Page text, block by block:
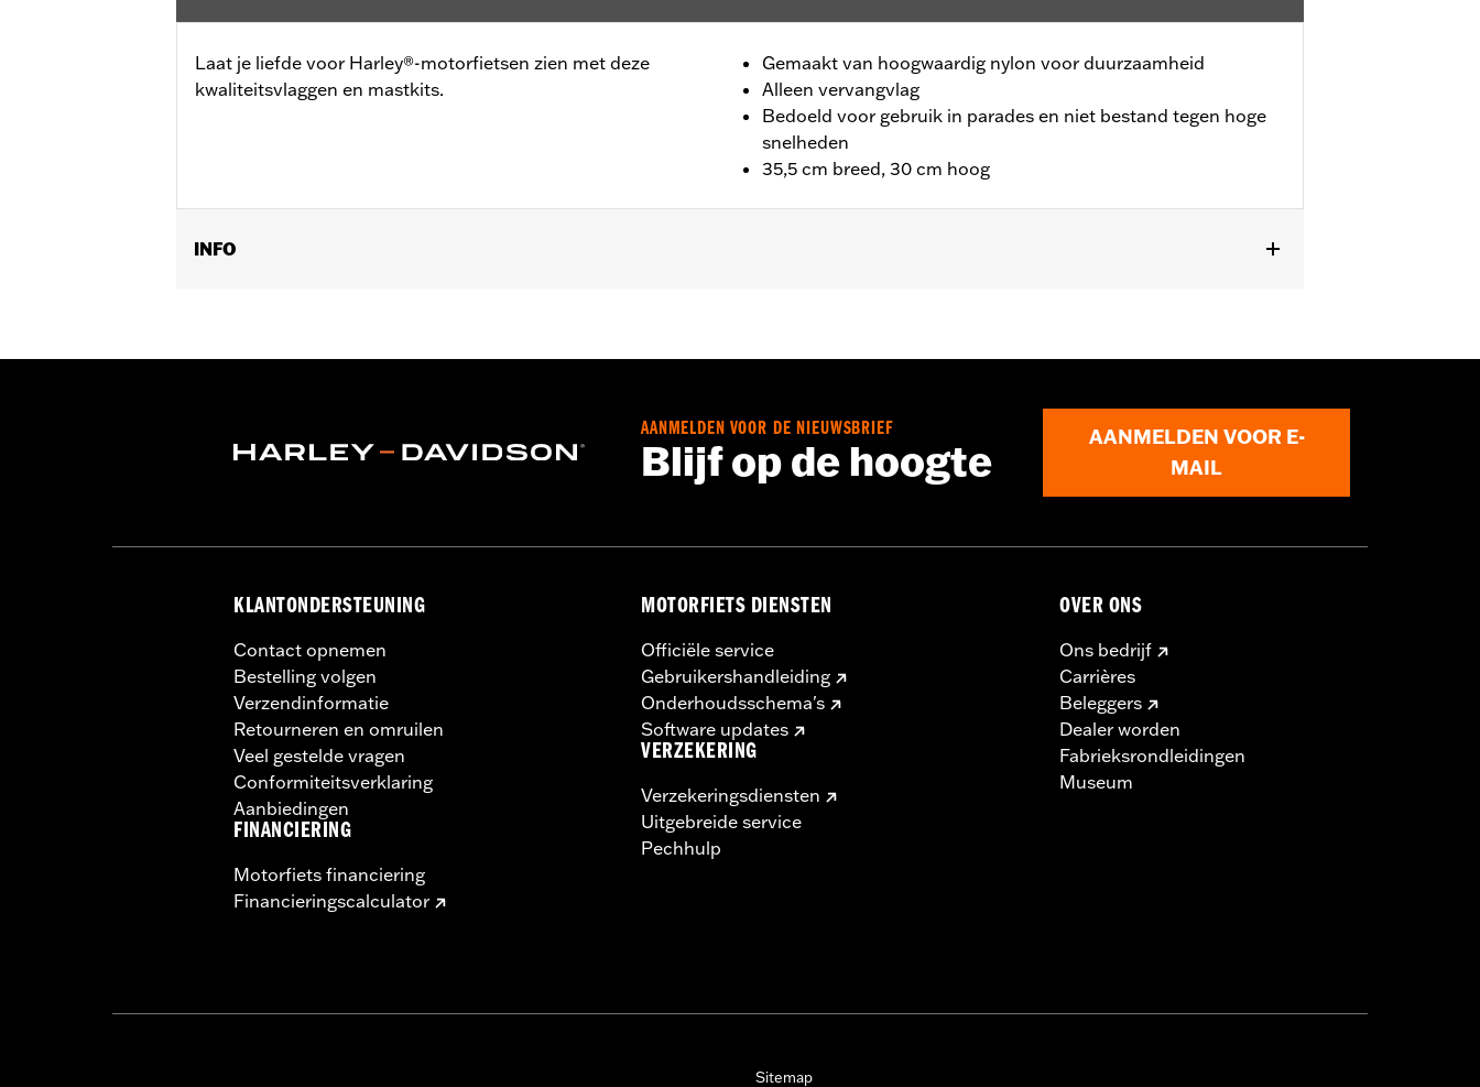
Laat je liefde voor Harley®-motorfietsen zien met deze
kwaliteitsvlaggen en mastkits.
Gemaakt van hoogwaardig nylon voor duurzaamheid
Alleen vervangvlag
Bedoeld voor gebruik in parades en niet bestand tegen hoge
snelheden
35,5 cm breed, 30 cm hoog
INFO
Per stuk verkocht:Elk
AANMELDEN VOOR DE NIEUWSBRIEF
Blijf op de hoogte
AANMELDEN VOOR E-
MAIL
KLANTONDERSTEUNING
Contact opnemen
Bestelling volgen
Verzendinformatie
Retourneren en omruilen
Veel gestelde vragen
Conformiteitsverklaring
Aanbiedingen
FINANCIERING
Motorfiets financiering
Financieringscalculator
MOTORFIETS DIENSTEN
Officiële service
Gebruikershandleiding
Onderhoudsschema's
Software updates
VERZEKERING
Verzekeringsdiensten
Uitgebreide service
Pechhulp
OVER ONS
Ons bedrijf
Carrières
Beleggers
Dealer worden
Fabrieksrondleidingen
Museum
Sitemap